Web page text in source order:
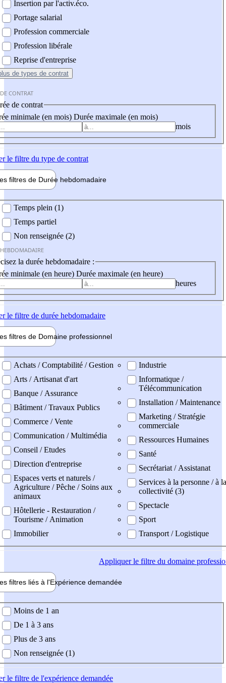
Insertion par l'activ.éco.
Portage salarial
Profession commerciale
Profession libérale
Reprise d'entreprise
de types de contrat
CONTRAT
de contrat
minimale (en mois) Durée maximale (en mois)
mois
le filtre du type de contrat
filtres de Durée hebdomadaire
Temps plein (1)
Temps partiel
Non renseignée (2)
la durée hebdomadaire :
minimale (en heure) Durée maximale (en heure)
heures
le filtre de durée hebdomadaire
filtres de Domaine professionnel
professionel
Achats / Comptabilité / Gestion
Arts / Artisanat d'art
Banque / Assurance
Bâtiment / Travaux Publics
Commerce / Vente
Communication / Multimédia
Conseil / Etudes
Direction d'entreprise
Espaces verts et naturels /
Agriculture / Pêche / Soins aux
animaux
Hôtellerie - Restauration /
Tourisme / Animation
Immobilier
Industrie
Informatique /
Télécommunication
Installation / Maintenance
Marketing / Stratégie
commerciale
Ressources Humaines
Santé
Secrétariat / Assistanat
Services à la personne / à la
collectivité (3)
Spectacle
Sport
Transport / Logistique
Appliquerle filtre du domaine
filtres liés à l'Expérience demandée
demandée
Moins de 1 an
De 1 à 3 ans
Plus de 3 ans
Non renseignée (1)
le filtre de l'expérience demandée